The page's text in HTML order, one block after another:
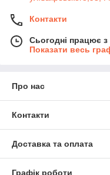
Контакти
Сьогодні працює
Показати весь
Про нас
Контакти
Доставка та оплата
Графік роботи